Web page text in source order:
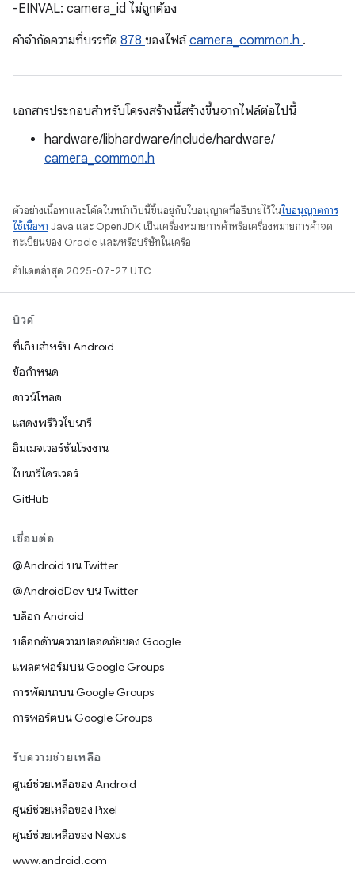
-EINVAL: camera_id ไม่ถูกต้อง
คําจํากัดความที่บรรทัด 878 ของไฟล์camera_common.h .
เอกสารประกอบสำหรับโครงสร้างนี้สร้างขึ้นจากไฟล์ต่อไปนี้
hardware/libhardware/include/hardware/
camera_common.h
ตัวอย่างเนื้อหาและโค้ดในหน้าเว็บนี้ขึ้นอยู่กับใบอนุญาตที่อธิบายไว้ในใบอนุญาตการ
ใช้เนื้อหา Java และ OpenJDK เป็นเครื่องหมายการค้าหรือเครื่องหมายการค้าจด
ทะเบียนของ Oracle และ/หรือบริษัทในเครือ
อัปเดตล่าสุด 2025-07-27 UTC
บิวด์
ที่เก็บสำหรับ Android
ข้อกำหนด
ดาวน์โหลด
แสดงพรีวิวไบนารี
อิมเมจเวอร์ชันโรงงาน
ไบนารีไดรเวอร์
GitHub
เชื่อมต่อ
@Android บน Twitter
@AndroidDev บน Twitter
บล็อก Android
บล็อกด้านความปลอดภัยของ Google
แพลตฟอร์มบน Google Groups
การพัฒนาบน Google Groups
การพอร์ตบน Google Groups
รับความช่วยเหลือ
ศูนย์ช่วยเหลือของ Android
ศูนย์ช่วยเหลือของ Pixel
ศูนย์ช่วยเหลือของ Nexus
www.android.com